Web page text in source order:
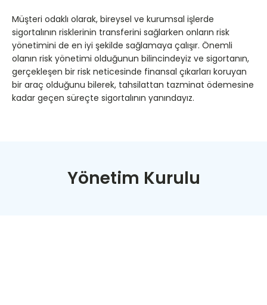
Müşteri odaklı olarak, bireysel ve kurumsal işlerde
sigortalının risklerinin transferini sağlarken onların risk
yönetimini de en iyi şekilde sağlamaya çalışır. Önemli
olanın risk yönetimi olduğunun bilincindeyiz ve sigortanın,
gerçekleşen bir risk neticesinde finansal çıkarları koruyan
bir araç olduğunu bilerek, tahsilattan tazminat ödemesine
kadar geçen süreçte sigortalının yanındayız.
Yönetim Kurulu